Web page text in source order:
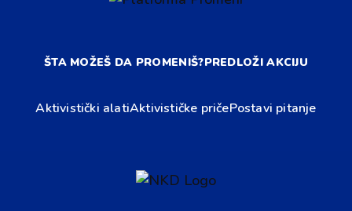
ŠTA MOŽEŠ DA PROMENIŠ?PREDLOŽI AKCIJU
Aktivistički alatiAktivističke pričePostavi pitanje